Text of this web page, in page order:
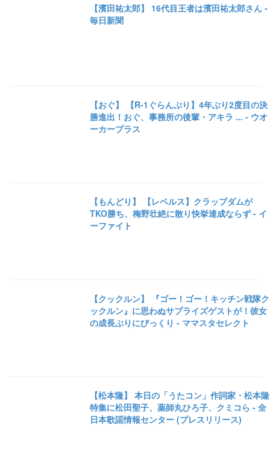
【濱田祐太郎】 16代目王者は濱田祐太郎さん -
毎日新聞
【おぐ】 【R-1ぐらんぷり】4年ぶり2度目の決
勝進出！おぐ、事務所の後輩・アキラ ... - ウオ
ーカープラス
【もんどり】 【レベルス】クラップダムが
TKO勝ち、梅野壮絶に散り快挙達成ならず - イ
ーファイト
【クックルン】 『ゴー！ゴー！キッチン戦隊ク
ックルン』に思わぬサプライズゲストが！彼女
の成長ぶりにびっくり - ママスタセレクト
【松本隆】 本日の「うたコン」作詞家・松本隆
特集に松田聖子、薬師丸ひろ子、クミコら - 全
日本歌謡情報センター (プレスリリース)